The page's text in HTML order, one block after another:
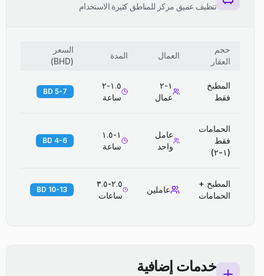
تنظيف عميق مركز للمناطق كثيرة الاستخدام
حجم
العقار
العمال المدة
السعر
(
BHD
)
المطبخ
فقط
١-٢
عمال
١.٥-٢
ساعة
5-7 BD
الحمامات
فقط
(١-٢)
عامل
واحد
١-١.٥
ساعة
4-6 BD
المطبخ +
الحمامات
عاملين
٢.٥-٣.٥
ساعات
10-13 BD
خدمات إضافية